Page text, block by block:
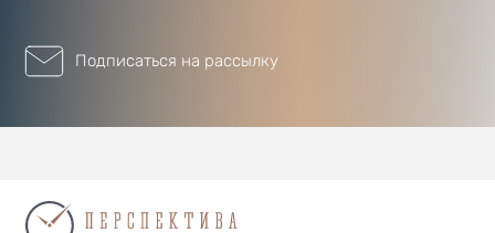
Подписаться на рассылку